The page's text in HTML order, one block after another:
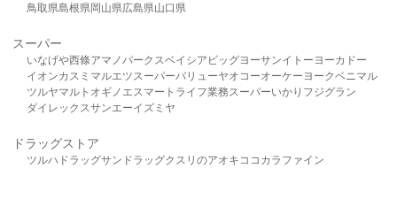
鳥取県島根県岡山県広島県山口県
スーパー
いなげや西條アマノパークスベイシア ビッグヨーサンイトーヨーカドー
イオンカスミ マルエツスーパーバリューヤオコーオーケー ヨークベニマル
ツルヤマルト オギノ エスマート ライフ業務スーパーいかり フジグラン
ダイレックスサンエーイズミヤ
ドラッグストア
ツルハドラッグサンドラッグクスリのアオキ ココカラファイン